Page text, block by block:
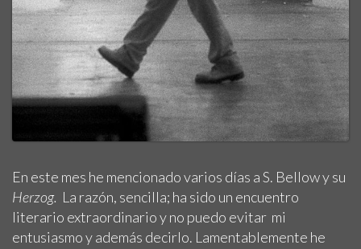
En este mes he mencionado varios días a S. Bellow y su
Herzog. La razón, sencilla; ha sido un encuentro
literario extraordinario y no puedo evitar mi
entusiasmo y además decirlo. Lamentablemente he